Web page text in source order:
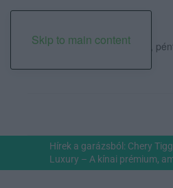
Skip to main content
2026. augusztus 07.,
Hírek a garázsból: Chery
Luxury – A kínai prémium,